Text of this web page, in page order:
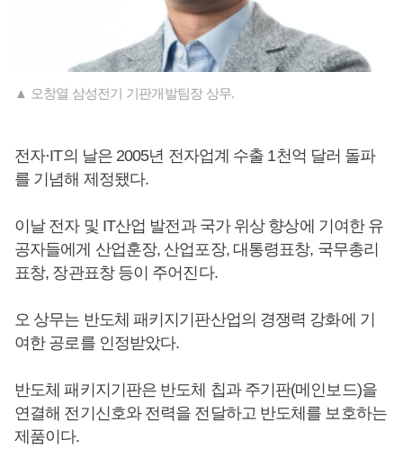
▲ 오창열 삼성전기 기판개발팀장 상무.
전자·IT의 날은 2005년 전자업계 수출 1천억 달러 돌파
를 기념해 제정됐다.
이날 전자 및 IT산업 발전과 국가 위상 향상에 기여한 유
공자들에게 산업훈장, 산업포장, 대통령표창, 국무총리
표창, 장관표창 등이 주어진다.
오 상무는 반도체 패키지기판산업의 경쟁력 강화에 기
여한 공로를 인정받았다.
반도체 패키지기판은 반도체 칩과 주기판(메인보드)을
연결해 전기신호와 전력을 전달하고 반도체를 보호하는
제품이다.